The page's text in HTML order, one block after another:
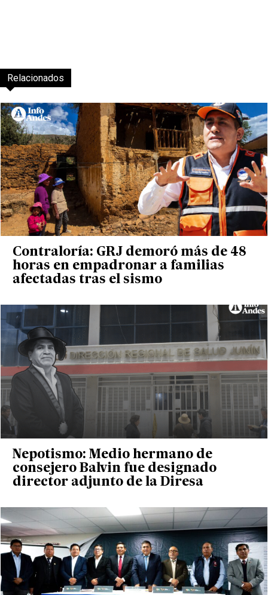
Relacionados
Contraloría: GRJ demoró más de 48
horas en empadronar a familias
afectadas tras el sismo
Nepotismo: Medio hermano de
consejero Balvin fue designado
director adjunto de la Diresa